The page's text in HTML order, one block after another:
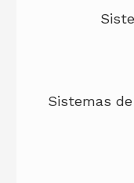
Sistemas